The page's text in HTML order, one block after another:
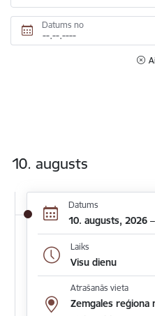
Datums no
10. augusts
Datums
10. augusts, 2026
Laiks
Visu dienu
Atrašanās vieta
Zemgales reģiona